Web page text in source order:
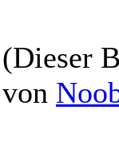
(Dieser